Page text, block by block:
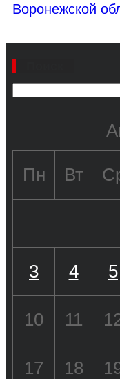
Воронежской
Пн Вт
3 4 5
10 11
17 18